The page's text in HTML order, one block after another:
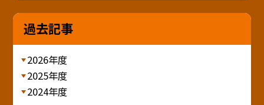
過去記事
2026年度
2025年度
2024年度